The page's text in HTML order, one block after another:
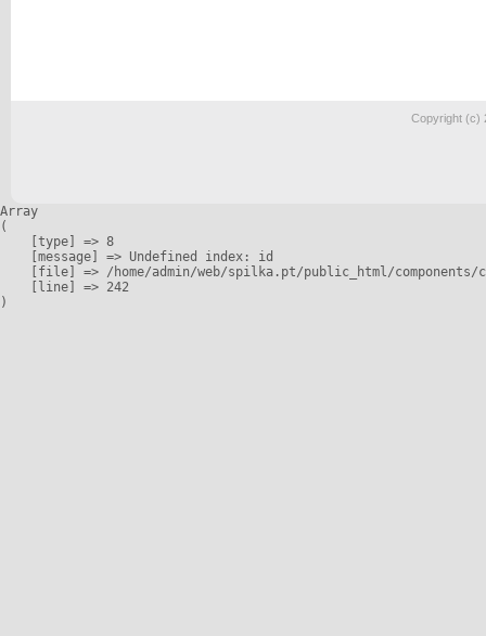
Copyright (c)
Array
(
    [type] => 8
    [message] => Undefined index: id
[file] => /home/admin/web/spilka.pt/public_html/
    [line] => 242